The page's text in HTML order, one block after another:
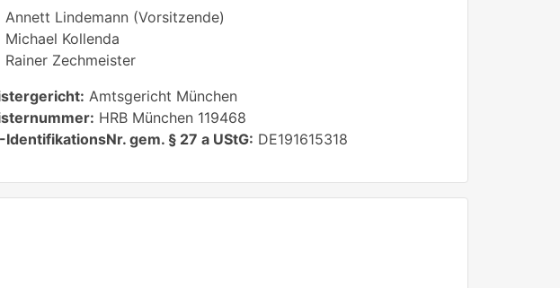
Annett Lindemann (Vorsitzende)
Michael Kollenda
Rainer Zechmeister
Amtsgericht München
HRB München 119468
IdentifikationsNr. gem. § 27 a UStG: DE191615318